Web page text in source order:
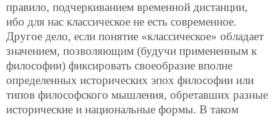
правило, подчеркиванием временной дистанции,
ибо для нас классическое не есть современное.
Другое дело, если понятие «классическое» обладает
значением, позволяющим (будучи примененным к
философии) фиксировать своеобразие вполне
определенных исторических эпох философии или
типов философского мышления, обретавших разные
исторические и национальные формы. В таком